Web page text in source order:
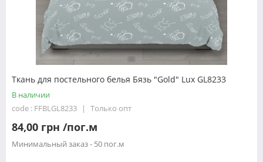
Ткань для постельного белья Бязь "Gold" Lux GL8233
В наличии
code : FFBLGL8233
Только опт
84,00 грн /пог.м
Минимальный заказ - 50 пог.м